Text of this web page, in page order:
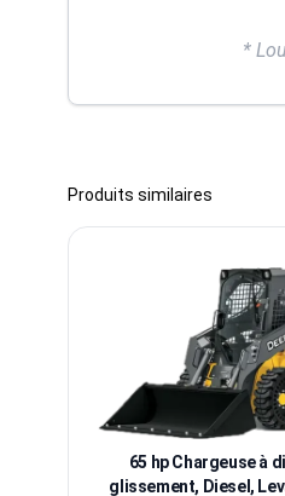
*
Produits similaires
65 hp Chargeuse à
glissement, Diesel,